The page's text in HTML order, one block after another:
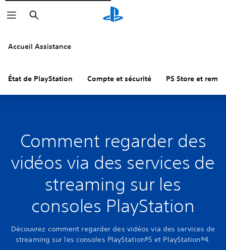
Rechercher
Accueil Assistance
État de PlayStation Compte et sécurité PS Store et
Comment regarder des
vidéos via des services de
streaming sur les
consoles PlayStation
Découvrez comment regarder des vidéos via des services de
streaming sur les consoles PlayStation®5 et PlayStation®4.